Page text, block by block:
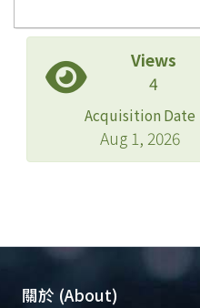
Views
4
Acquisition Date
Aug 1, 2026
關於 (About)